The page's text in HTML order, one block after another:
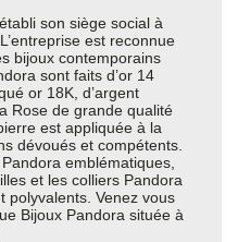
son siège social à
est reconnue
bijoux contemporains
sont faits d’or 14
or 18K, d’argent
Rose de grande qualité
est appliquée à la
dévoués et compétents.
emblématiques,
et les colliers Pandora
polyvalents. Venez vous
Bijoux Pandora située à